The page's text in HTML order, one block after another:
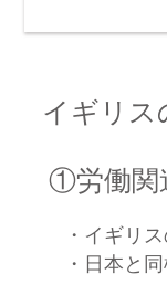
イギリス
①労働関
・イギリ
・日本と